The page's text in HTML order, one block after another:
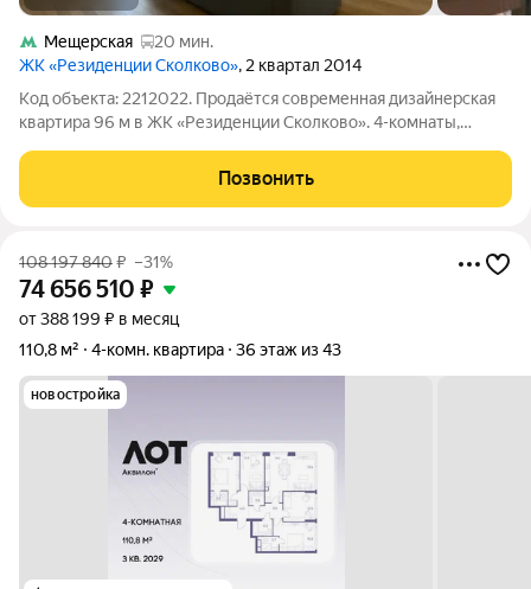
Мещерская
20 мин.
ЖК «Резиденции Сколково», 2 квартал 2014
Код объекта: 2212022. Продаётся современная дизайнерская
квартира 96 м в ЖК «Резиденции Сколково». 4-комнаты,
неповторимое общее пространство для всей семьи и приёма
гостей. Монолитный дом 2014 года,
Позвонить
108 197 840₽ –31%
74 656 510 ₽
от 388 199 ₽ в месяц
110,8 м²
4-комн. квартира 36 этаж из 43
новостройка